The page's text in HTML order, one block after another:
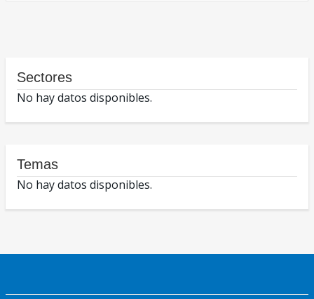
Sectores
No hay datos disponibles.
Temas
No hay datos disponibles.